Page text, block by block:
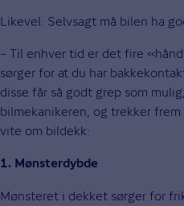
Likevel: Selvsagt må bilen ha
– Til enhver tid er det fire
sørger for at du har
disse får så godt grep som
bilmekanikeren, og trekker
vite om bildekk:
1. Mønsterdybde
Mønsteret i dekket sørger for